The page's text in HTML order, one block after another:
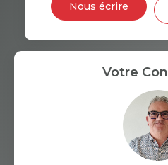
RÉSULTATS DES LYCÉES
Nous écrire
Votre